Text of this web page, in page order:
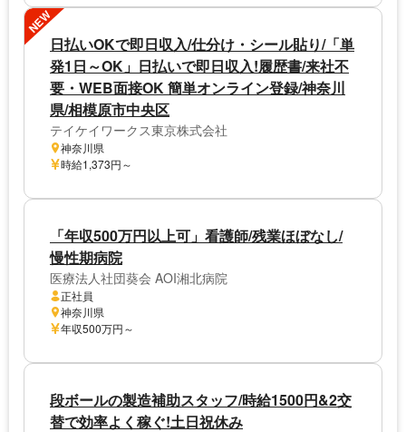
NEW
日払いOKで即日収入/仕分け・シール貼り/「単
発1日～OK」日払いで即日収入!履歴書/来社不
要・WEB面接OK 簡単オンライン登録/神奈川
県/相模原市中央区
テイケイワークス東京株式会社
神奈川県
時給1,373円～
「年収500万円以上可」看護師/残業ほぼなし/
慢性期病院
医療法人社団葵会 AOI湘北病院
正社員
神奈川県
年収500万円～
段ボールの製造補助スタッフ/時給1500円&2交
替で効率よく稼ぐ!土日祝休み